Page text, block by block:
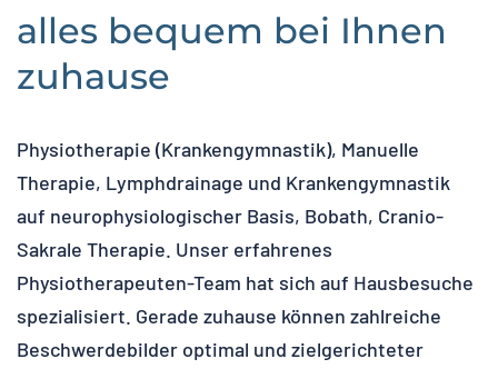
alles bequem bei Ihnen
zuhause
Physiotherapie (Krankengymnastik), Manuelle
Therapie, Lymphdrainage und Krankengymnastik
auf neurophysiologischer Basis, Bobath, Cranio-
Sakrale Therapie. Unser erfahrenes
Physiotherapeuten-Team hat sich auf Hausbesuche
spezialisiert. Gerade zuhause können zahlreiche
Beschwerdebilder optimal und zielgerichteter